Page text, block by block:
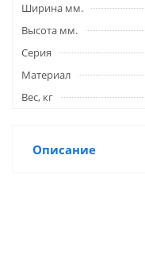
Ширина мм.
Высота мм.
Серия
Материал
Вес, кг
Описание